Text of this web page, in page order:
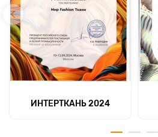
ИНТЕРТКАНЬ 2024